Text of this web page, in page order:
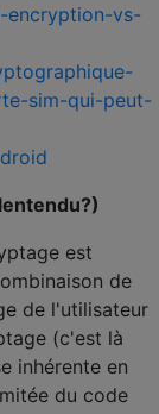
encryption-vs-
sim-qui-peut-
est
de
de l'utilisateur
(c'est là
inhérente en
du code